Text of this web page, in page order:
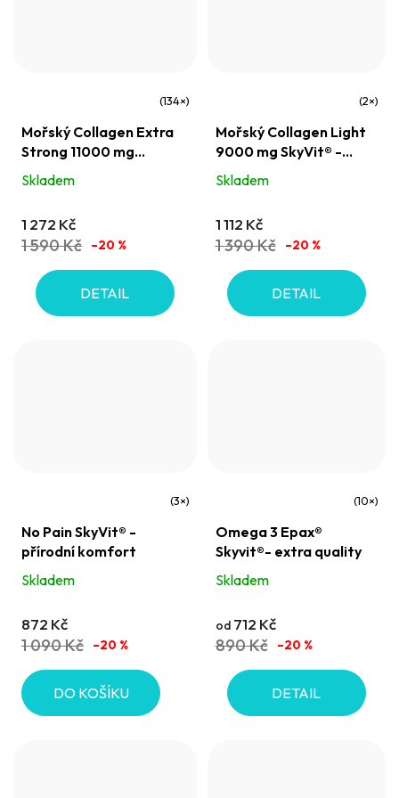
hodnocení
produktu
je
z
5
hvězdiček.
Mořský Collagen Extra
Strong 11000 mg
SkyVit® - extra silný rybí
kolagen
Skladem
1 272 Kč
1 590 Kč –20 %
DETAIL
hodnocení
produktu
je
z
5
hvězdiček.
Mořský Collagen Light
9000 mg SkyVit® -
odlehčená forma
kolagenu SkyVit
Skladem
1 112 Kč
1 390 Kč –20 %
DETAIL
hodnocení
produktu
je
z
5
hvězdiček.
No Pain SkyVit® -
přírodní komfort
Skladem
872 Kč
1 090 Kč –20 %
DO KOŠÍKU
hodnocení
produktu
je
z
5
hvězdiček.
Omega 3 Epax®
Skyvit®- extra quality
Skladem
od712 Kč
890 Kč –20 %
DETAIL